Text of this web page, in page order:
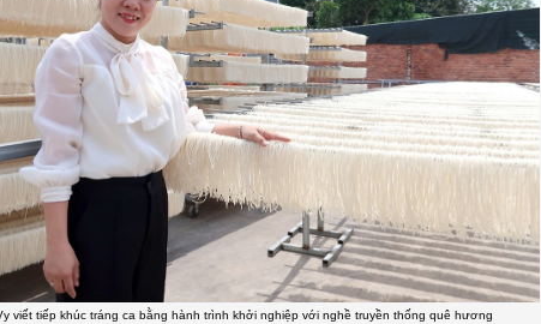
viết tiếp khúc tráng ca bằng hành trình khởi nghiệp với nghề truyền thống quê hương